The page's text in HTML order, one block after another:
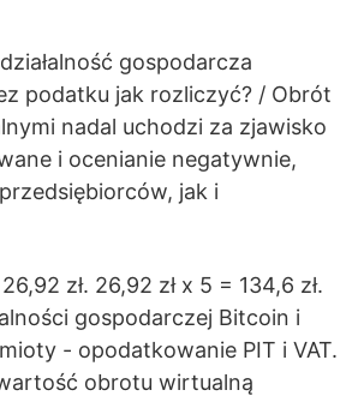
gospodarcza
podatku jak rozliczyć? / Obrót
nadal uchodzi za zjawisko
i ocenianie negatywnie,
jak i
zł. 26,92 zł x 5 = 134,6 zł.
gospodarczej Bitcoin i
- opodatkowanie PIT i VAT.
obrotu wirtualną